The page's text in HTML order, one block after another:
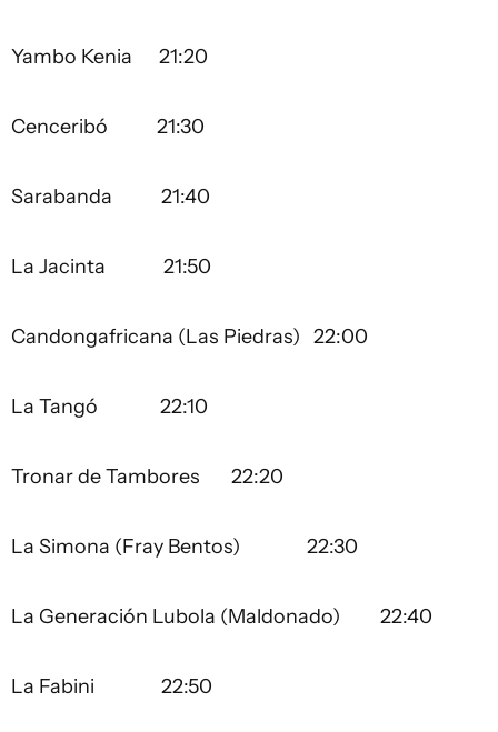
Yambo Kenia 21:20
Cenceribó 21:30
Sarabanda 21:40
La Jacinta 21:50
Candongafricana (Las Piedras) 22:00
La Tangó 22:10
Tronar de Tambores 22:20
La Simona (Fray Bentos) 22:30
La Generación Lubola (Maldonado) 22:40
La Fabini 22:50